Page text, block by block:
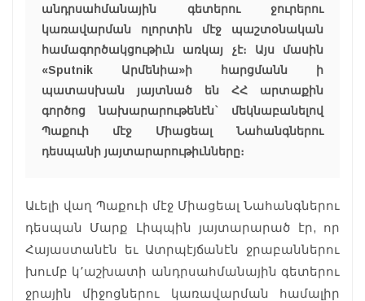
անդրսահմանային գետերու ջուրերու
կառավարման ոլորտին մէջ պաշտօնական
համագործակցութիւն առկայ չէ։ Այս մասին
«Sputnik Արմենիա»ի հարցմանն ի
պատասխան յայտնած են ՀՀ արտաքին
գործոց նախարարութենէն` մեկնաբանելով
Պաքուի մէջ Միացեալ Նահանգներու
դեսպանի յայտարարութիւնները։
Աւելի վաղ Պաքուի մէջ Միացեալ Նահանգներու
դեսպան Մարք Լիպպին յայտարարած էր, որ
Հայաստանէն եւ Ատրպէյճանէն ջրաբաններու
խումբ կ՚աշխատի անդրսահմանային գետերու
ջրային միջոցներու կառավարման համալիր